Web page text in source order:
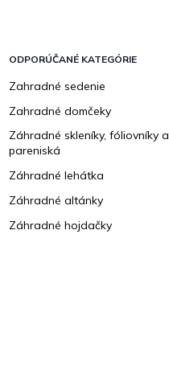
ODPORÚČANÉ KATEGÓRIE
Zahradné sedenie
Zahradné domčeky
Záhradné skleníky, fóliovníky a
pareniská
Záhradné lehátka
Záhradné altánky
Záhradné hojdačky